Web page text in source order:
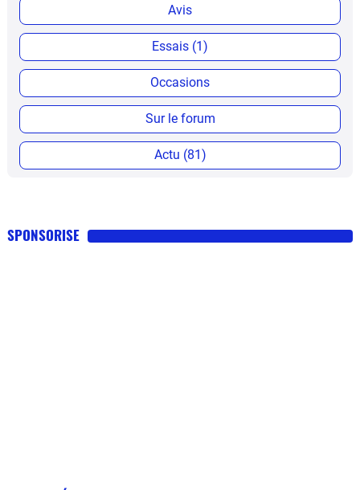
Avis
Essais (1)
Occasions
Sur le forum
Actu (81)
SPONSORISE